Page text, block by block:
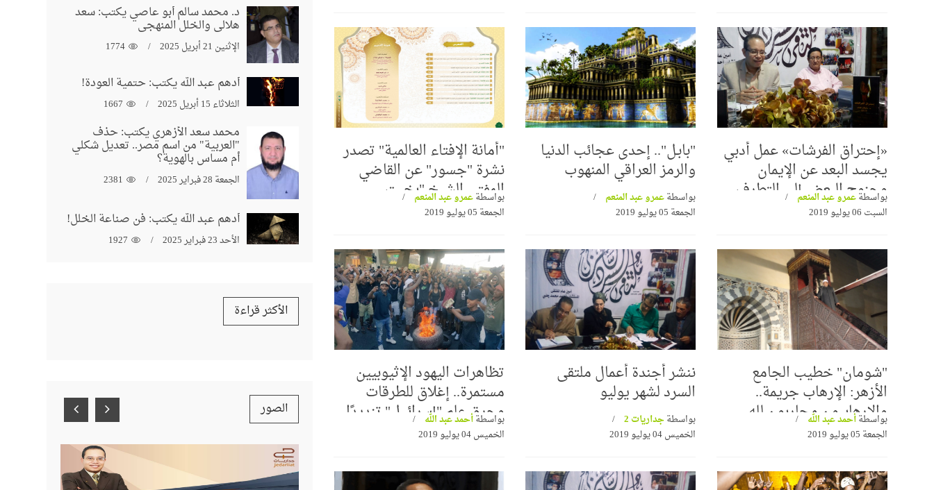
«إحتراق الفرشات» عمل أدبي
يجسد البعد عن الإيمان
وجنوح البعض إلي التطرف
والإرهاب
بواسطةعمرو عبد المنعم
السبت 06 يوليو 2019
"بابـل".. إحدى عجائب الدنيا
والرمز العراقي المنهوب
بواسطةعمرو عبد المنعم
الجمعة 05 يوليو 2019
"أمانة الإفتاء العالمية" تصدر
نشرة "جسور" عن القاضي
المفتي الشيخ "بخيت
المطيعي"
بواسطةعمرو عبد المنعم
الجمعة 05 يوليو 2019
"شومان" خطيب الجامع
الأزهر: الإرهاب جريمة..
والإرهابيون محاربون لله
ورسوله
بواسطةأحمد عبد الله
الجمعة 05 يوليو 2019
ننشر أجندة أعمال ملتقى
السرد لشهر يوليو
بواسطةجداريات 2
الخميس 04 يوليو 2019
تظاهرات اليهود الإثيوبيين
مستمرة.. إغلاق للطرقات
وحرق علم "إسرائيـل" تنديدًا
بعنصرية الصهاينة
بواسطةأحمد عبد الله
الخميس 04 يوليو 2019
د. محمد سالم أبو عاصي يكتب: سعد
هلالي والخلل المنهجي
الإثنين 21 أبريل 2025 1774
أدهم عبد الله يكتب: حتمية العودة!
الثلاثاء 15 أبريل 2025 1667
محمد سعد الأزهري يكتب: حذف
"العربية" من اسم مصر.. تعديل شكلي
أم مساس بالهوية؟
الجمعة 28 فبراير 2025 2381
أدهم عبد الله يكتب: فن صناعة الخلل!
الأحد 23 فبراير 2025 1927
الأكثر قراءة
الصور